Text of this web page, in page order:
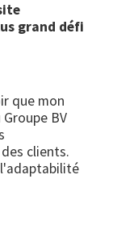
grand défi
que mon
BV
clients.